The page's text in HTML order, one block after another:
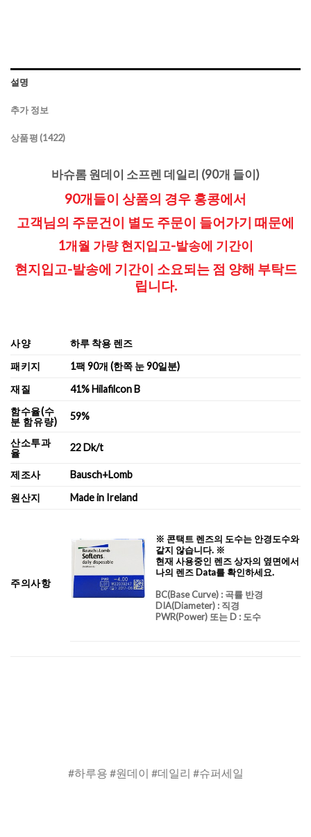
설명
추가 정보
상품평 (1422)
바슈롬 원데이 소프렌 데일리 (90개 들이)
90개들이 상품의 경우 홍콩에서
고객님의 주문건이 별도 주문이 들어가기 때문에
1개월 가량 현지입고-발송에 기간이
현지입고-발송에 기간이 소요되는 점 양해 부탁드
립니다.
사양
하루 착용 렌즈
패키지
1팩 90개 (한쪽 눈 90일분)
재질
41% Hilafilcon B
함수율(수
분 함유량)
59%
산소투과
율
22 Dk/t
제조사
Bausch+Lomb
원산지
Made in Ireland
주의사항
※ 콘택트 렌즈의 도수는 안경도수와
같지 않습니다. ※
현재 사용중인 렌즈 상자의 옆면에서
나의 렌즈 Data를 확인하세요.
BC(Base Curve): 곡률 반경
DIA(Diameter) : 직경
PWR(Power) 또는 D : 도수
#하루용 #원데이 #데일리 #슈퍼세일